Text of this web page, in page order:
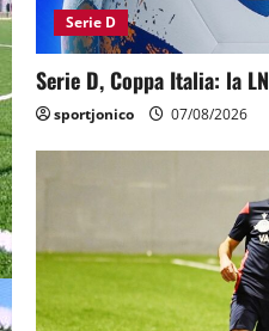
Serie D
Serie D, Coppa Italia: la
sportjonico 07/08/2026